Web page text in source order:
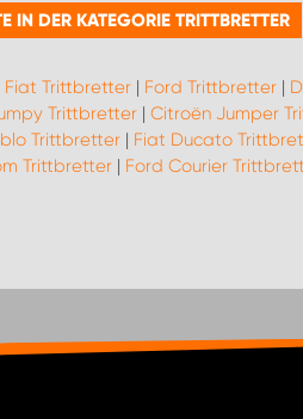
IN DER KATEGORIE TRITTBRETTER
Fiat Trittbretter| Ford Trittbretter|
Trittbretter | Citroën Jumper
Trittbretter| Fiat Ducato
Trittbretter | Ford Courier